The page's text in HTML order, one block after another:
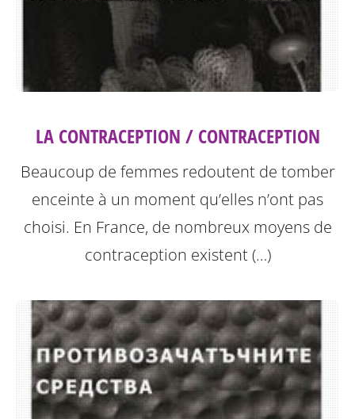
LA CONTRACEPTION / CONTRACEPTION
Beaucoup de femmes redoutent de tomber
enceinte à un moment qu’elles n’ont pas
choisi. En France, de nombreux moyens de
contraception existent (…)